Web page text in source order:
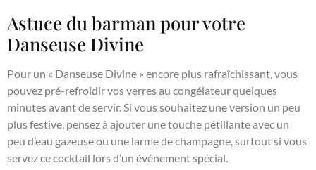
Astuce du barman pour votre
Danseuse Divine
Pour un « Danseuse Divine » encore plus rafraîchissant, vous
pouvez pré-refroidir vos verres au congélateur quelques
minutes avant de servir. Si vous souhaitez une version un peu
plus festive, pensez à ajouter une touche pétillante avec un
peu d’eau gazeuse ou une larme de champagne, surtout si vous
servez ce cocktail lors d’un événement spécial.